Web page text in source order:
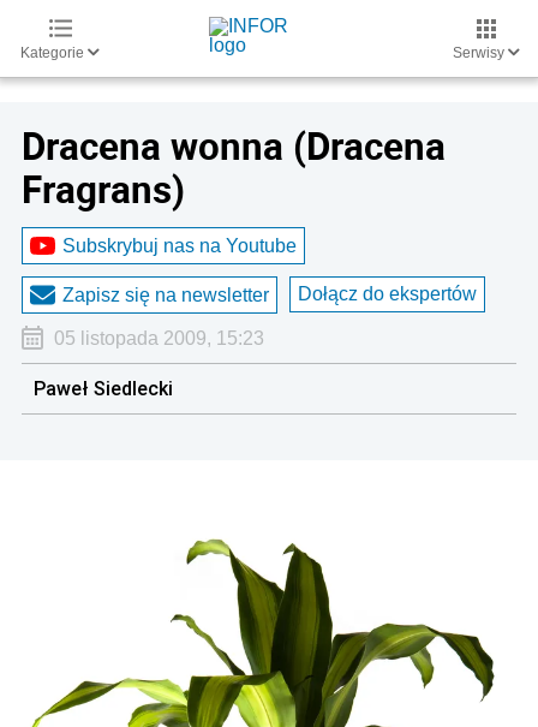
Kategorie Serwisy
Dracena wonna (Dracena
Fragrans)
Subskrybuj nas na Youtube
Zapisz się na newsletter Dołącz do ekspertów
05 listopada 2009, 15:23
Paweł Siedlecki